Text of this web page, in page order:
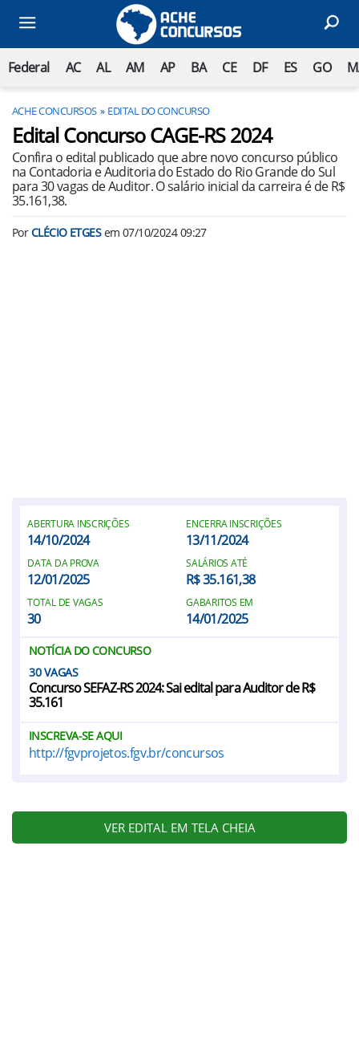
Federal AC AL AM AP BA CE DF ES GO
ACHE CONCURSOS EDITAL DO CONCURSO
Edital Concurso CAGE-RS 2024
Confira o edital publicado que abre novo concurso público
na Contadoria e Auditoria do Estado do Rio Grande do Sul
para 30 vagas de Auditor. O salário inicial da carreira é de R$
35.161,38.
PorCLÉCIO ETGESem 07/10/2024 09:27
ABERTURA INSCRIÇÕES
14/10/2024
ENCERRA INSCRIÇÕES
13/11/2024
DATA DA PROVA
12/01/2025
SALÁRIOS ATÉ
R$ 35.161,38
TOTAL DE VAGAS
30
GABARITOS EM
14/01/2025
NOTÍCIA DO CONCURSO
30
Concurso SEFAZ-RS 2024: Sai edital para Auditor de R$
35.161
INSCREVA-SE AQUI
http://fgvprojetos.fgv.br/concursos
VER EDITAL EM TELA CHEIA